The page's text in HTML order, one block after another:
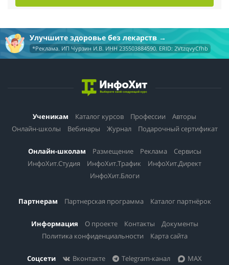
Улучшите здоровье без лекарств
*Реклама. ИП Чурзин И.В. ИНН 235503884590. ERID: 2VtzqvyCfhb
Ученикам Каталог курсов Профессии
Авторы
Онлайн-школы
Вебинары Журнал Подарочный сертификат
Онлайн-школам Размещение Реклама
Сервисы
ИнфоХит.Студия
ИнфоХит.Трафик
ИнфоХит.Директ
ИнфоХит.Блоги
Партнерам Партнерская программа Каталог партнёрок
Информация О проекте Контакты
Документы
Политика конфиденциальности
Карта сайта
Соцсети Вконтакте Telegram-канал MAX